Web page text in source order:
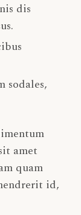
dis
sodales,
amet
quam
id,